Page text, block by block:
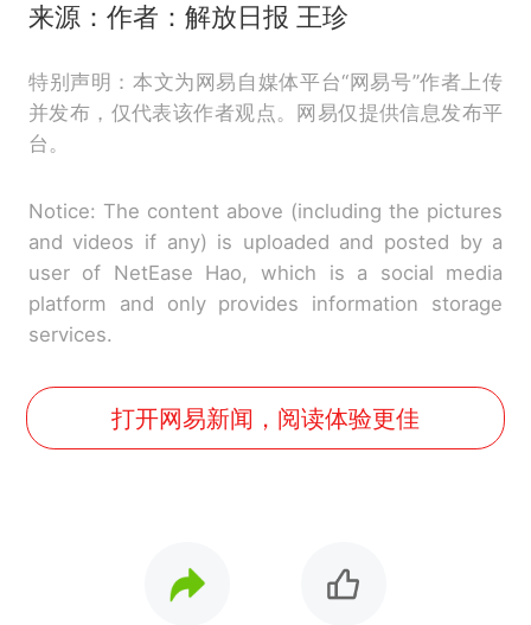
来源：作者：解放日报 王珍
特别声明：本文为网易自媒体平台“网易号”作者上传
并发布，仅代表该作者观点。网易仅提供信息发布平
台。
Notice: The content above (including the pictures
and videos if any) is uploaded and posted by a
user of NetEase Hao, which is a social media
platform and only provides information storage
services.
打开网易新闻，阅读体验更佳